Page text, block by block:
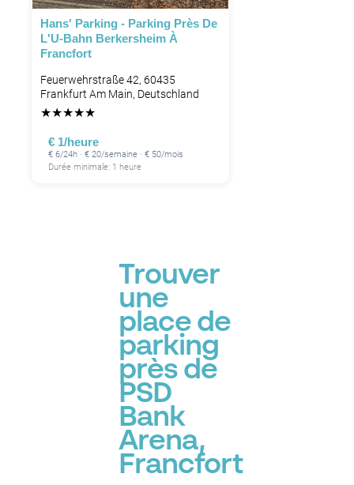
Hans' Parking - Parking Près De
L'U-Bahn Berkersheim À
Francfort
Feuerwehrstraße 42, 60435
Frankfurt Am Main, Deutschland
★★★★★
€ 1/heure
€ 6/24h · € 20/semaine · € 50/mois
Durée minimale: 1 heure
Trouver
une
place de
parking
près de
PSD
Bank
Arena,
Francfort